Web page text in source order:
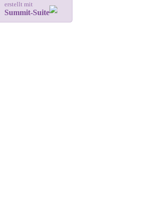
erstellt mit
Summit-Suite